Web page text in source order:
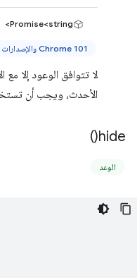
Promise<string>
Chrome 101 والإصدارات الأحدث
الأحدث، ويجب أن
hide(
)
الوعد